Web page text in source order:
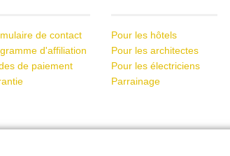
de contact
d'affiliation
de paiement
Pour les hôtels
Pour les architectes
Pour les électriciens
Parrainage